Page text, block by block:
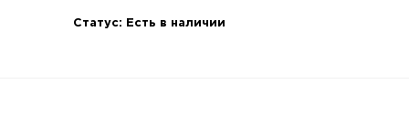
Статус: Есть в наличии